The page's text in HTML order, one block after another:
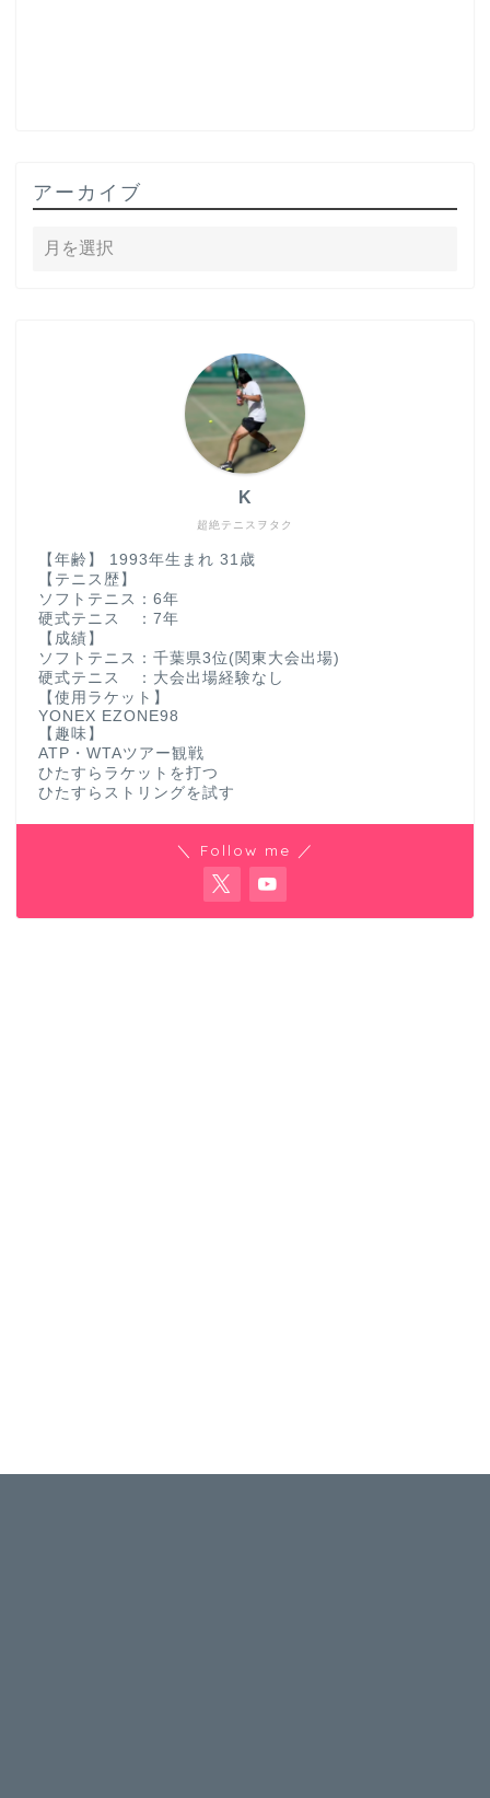
アーカイブ
超絶テニスヲタク
K
【年齢】 1993年生まれ 31歳
【テニス歴】
ソフトテニス：6年
硬式テニス ：7年
【成績】
ソフトテニス：千葉県3位(関東大会出場)
硬式テニス ：大会出場経験なし
【使用ラケット】
YONEX EZONE98
【趣味】
ATP・WTAツアー観戦
ひたすらラケットを打つ
ひたすらストリングを試す
＼ Follow me ／